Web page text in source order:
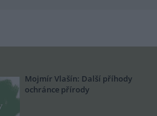
Mojmír Vlašín: Další příhody
ochránce přírody